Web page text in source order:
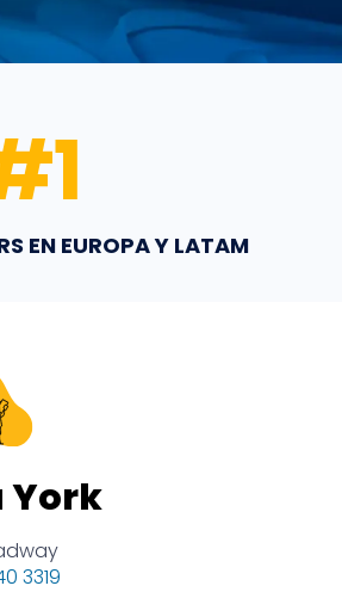
EN EUROPA Y LATAM
1
York
3319